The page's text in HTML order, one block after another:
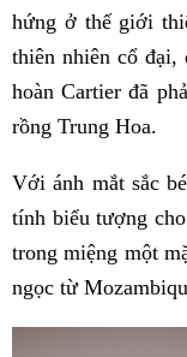
hứng ở thế giới
thiên nhiên cổ đại,
hoàn Cartier đã
rồng Trung Hoa.
Với ánh mắt sắc
tính biểu tượng
trong miệng một
ngọc từ